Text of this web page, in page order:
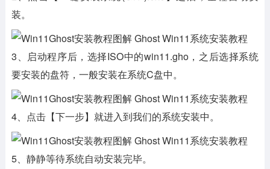
装。
3、启动程序后，选择ISO中的win11.gho，之后选择系统
要安装的盘符，一般安装在系统C盘中。
4、点击【下一步】就进入到我们的系统安装中。
5、静静等待系统自动安装完毕。